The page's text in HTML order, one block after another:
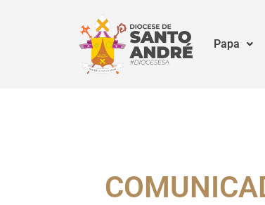
Papa